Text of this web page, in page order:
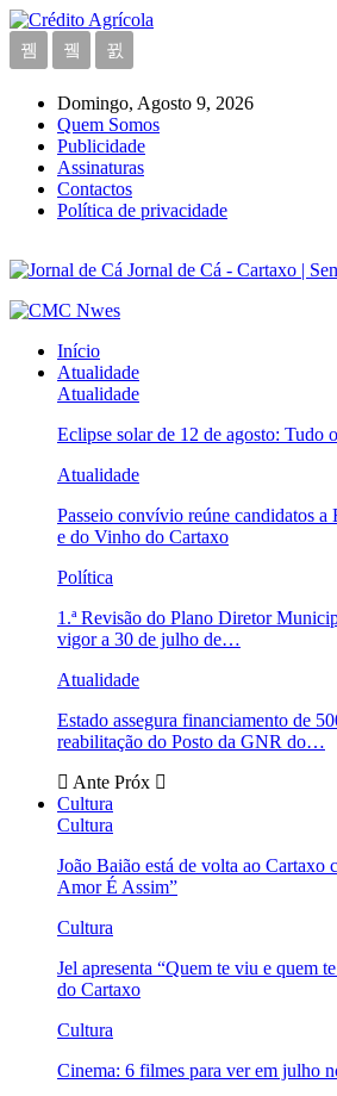
Domingo, Agosto 9, 2026
Quem Somos
Publicidade
Assinaturas
Contactos
Política de privacidade
Jornal de Cá - Cartaxo |
Início
Atualidade
Atualidade
Eclipse solar de 12 de agosto: Tudo
Atualidade
Passeio convívio reúne candidatos a
e do Vinho do Cartaxo
Política
1.ª Revisão do Plano Diretor
vigor a 30 de julho de…
Atualidade
Estado assegura financiamento de
reabilitação do Posto da GNR do…
Ante Próx
Cultura
Cultura
João Baião está de volta ao Cartaxo
Amor É Assim”
Cultura
Jel apresenta “Quem te viu e quem
do Cartaxo
Cultura
Cinema: 6 filmes para ver em julho